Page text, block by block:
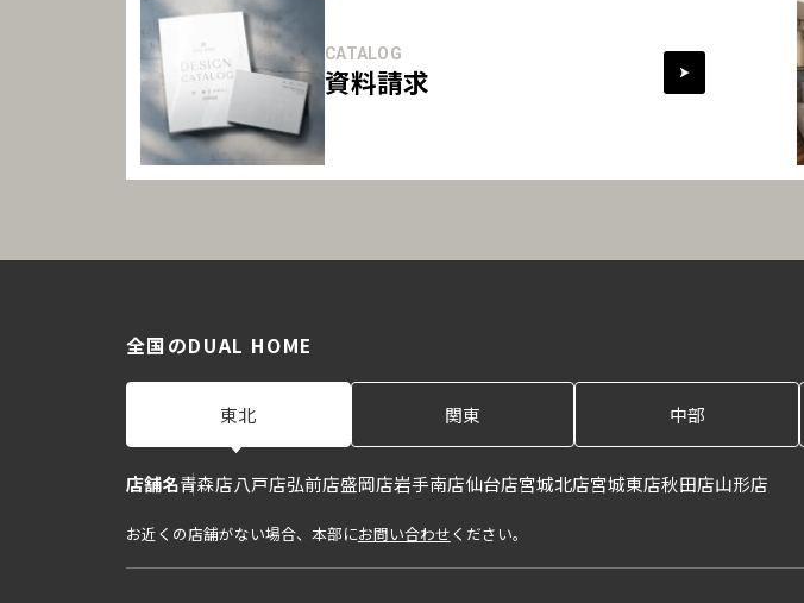
CATALOG
資料請求
全国のDUAL HOME
東北 関東 中部
店舗名青森店八戸店弘前店盛岡店岩手南店仙台店宮城北店宮城東店秋田店山形店
お近くの店舗がない場合、本部にお問い合わせください。